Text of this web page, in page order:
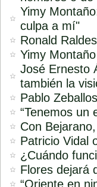
Yimy
culpa a mí"
Ronald
Yimy
José Ernesto
también la
Pablo
“Tenemos un
Con
Patricio Vidal
¿Cuándo
Flores dejará
“Oriente en